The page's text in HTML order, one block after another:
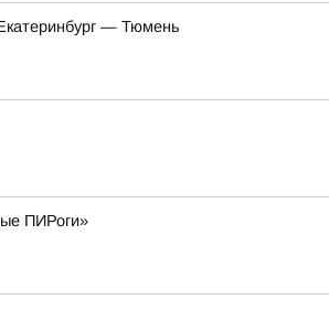
— Тюмень
ПИРоги»